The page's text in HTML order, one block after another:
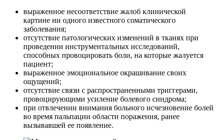
выраженное несоответствие жалоб клинической
картине ни одного известного соматического
заболевания;
отсутствие патологических изменений в тканях при
проведении инструментальных исследований,
способных провоцировать боли, на которые жалуется
пациент;
выраженное эмоциональное окрашивание своих
ощущений;
отсутствие связи с распространенными триггерами,
провоцирующими усиление болевого синдрома;
при отвлечении внимания больного исчезновение болей
во время пальпации области поражения, ранее
вызывавшей ее появление.